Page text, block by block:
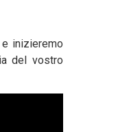
inizieremo
del vostro